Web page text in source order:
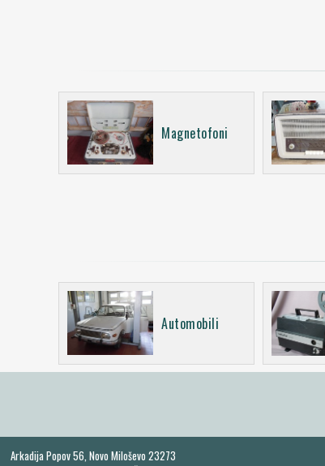
Magnetofoni
Automobili
Arkadija Popov 56, Novo Miloševo 23273